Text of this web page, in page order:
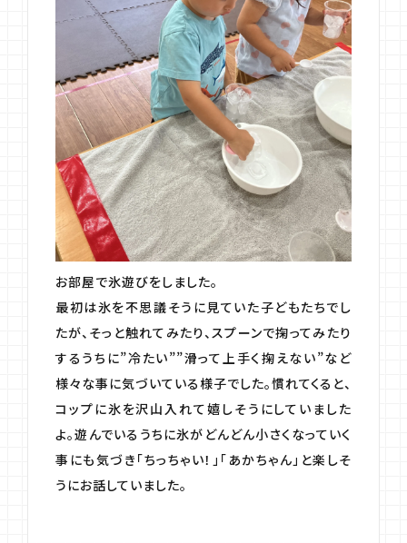
お部屋で氷遊びをしました。
最初は氷を不思議そうに見ていた子どもたちでし
たが、そっと触れてみたり、スプーンで掬ってみたり
するうちに”冷たい””滑って上手く掬えない”など
様々な事に気づいている様子でした。慣れてくると、
コップに氷を沢山入れて嬉しそうにしていました
よ。遊んでいるうちに氷がどんどん小さくなっていく
事にも気づき「ちっちゃい！」「あかちゃん」と楽しそ
うにお話していました。